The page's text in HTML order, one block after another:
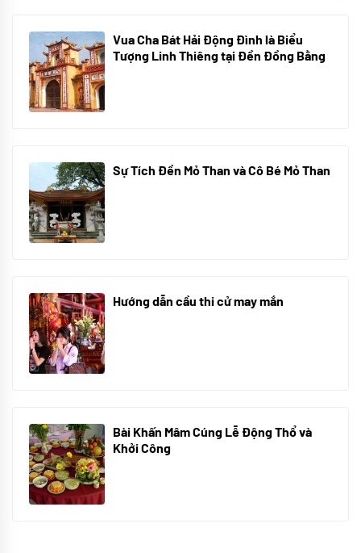
Vua Cha Bát Hải Động Đình là Biểu
Tượng Linh Thiêng tại Đền Đồng Bằng
Sự Tích Đền Mỏ Than và Cô Bé Mỏ Than
Hướng dẫn cầu thi cử may mắn
Bài Khấn Mâm Cúng Lễ Động Thổ và
Khởi Công